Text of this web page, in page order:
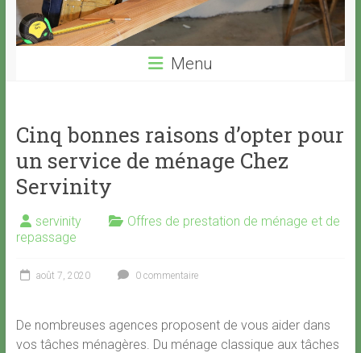
Menu
Cinq bonnes raisons d’opter pour
un service de ménage Chez
Servinity
servinity
Offres de prestation de ménage et de
repassage
août 7, 2020 0 commentaire
De nombreuses agences proposent de vous aider dans
vos tâches ménagères. Du ménage classique aux tâches